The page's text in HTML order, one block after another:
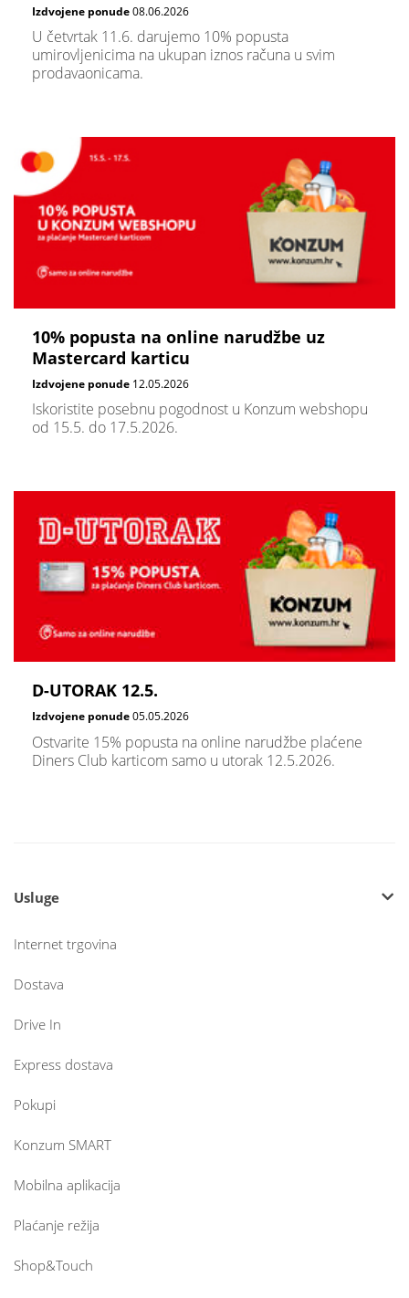
Izdvojene ponude08.06.2026
U četvrtak 11.6. darujemo 10% popusta
umirovljenicima na ukupan iznos računa u svim
prodavaonicama.
10% popusta na online narudžbe uz
Mastercard karticu
Izdvojene ponude 12.05.2026
Iskoristite posebnu pogodnost u Konzum webshopu
od 15.5. do 17.5.2026.
D-UTORAK 12.5.
Izdvojene ponude05.05.2026
Ostvarite 15% popusta na online narudžbe plaćene
Diners Club karticom samo u utorak 12.5.2026.
Usluge
Internet trgovina
Dostava
Drive In
Express dostava
Pokupi
Konzum SMART
Mobilna aplikacija
Plaćanje režija
Shop&Touch